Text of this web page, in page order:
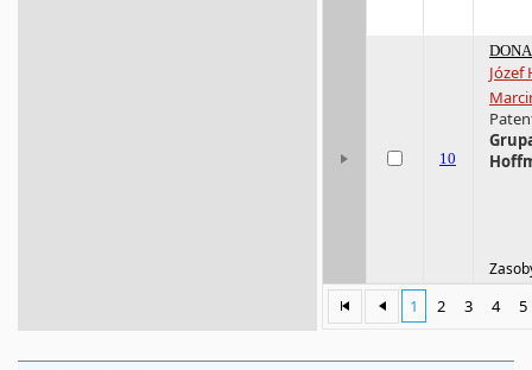
1 2 3 4 5
10